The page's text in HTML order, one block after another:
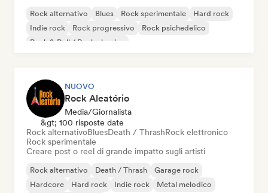
Rock alternativo Blues Rock sperimentale
Hard rock
Indie rock
Rock progressivo
Rock psichedelico
Rock & Roll / Rock classico
NUOVO
Rock Aleatório
Media/Giornalista
&gt; 100 risposte date
Rock alternativoBluesDeath / ThrashRock elettronico
Rock sperimentale
Creare post o reel di grande impatto sugli artisti
Rock alternativo Death / Thrash
Garage rock
Hardcore
Hard rock Indie rock Metal melodico